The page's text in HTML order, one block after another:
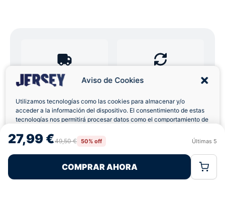
Aviso de Cookies
Utilizamos tecnologías como las cookies para almacenar y/o
acceder a la información del dispositivo. El consentimiento de estas
tecnologías nos permitirá procesar datos como el comportamiento de
retirar el consentimiento, puede afectar negativamente a ciertas
características y funciones.
Rechazar
Política de CookiesPolítica de Privacidad
27,99 €49,50 € 50% off Últimas 5
COMPRAR AHORA
Envíos a Domicilio Devolución 7 Días
Pagos 100% Seguros
4,8 basado en 12+ reseñas
verificadas